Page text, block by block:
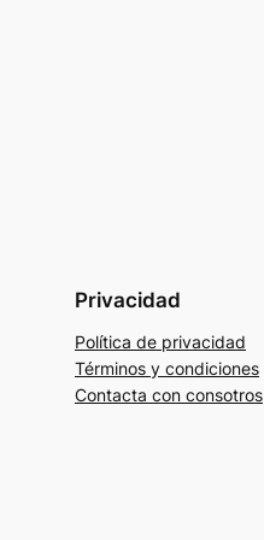
Privacidad
Política de privacidad
Términos y condiciones
Contacta con consotros